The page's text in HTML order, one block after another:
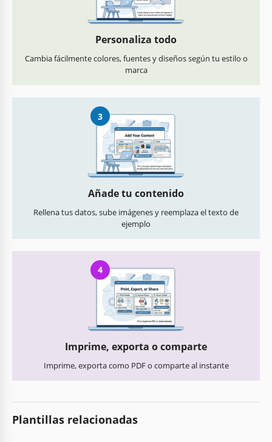
Personaliza todo
Cambia fácilmente colores, fuentes y diseños según tu estilo o
marca
3
Añade tu contenido
Rellena tus datos, sube imágenes y reemplaza el texto de
ejemplo
4
Imprime, exporta o comparte
Imprime, exporta como PDF o comparte al instante
Plantillas relacionadas